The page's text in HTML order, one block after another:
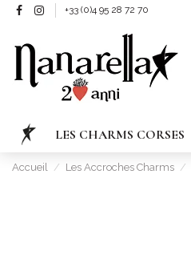
+33 (0)4 95 28 72 70
LES CHARMS CORSES
Accueil Les Accroches Charms